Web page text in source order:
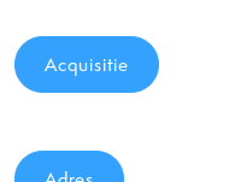
Acquisitie